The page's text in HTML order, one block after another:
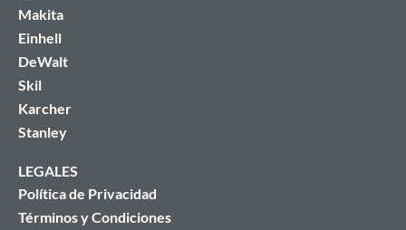
Makita
Einhell
DeWalt
Skil
Karcher
Stanley
LEGALES
Política de Privacidad
Términos y Condiciones